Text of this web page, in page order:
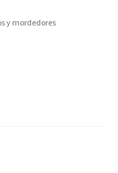
y mordedores